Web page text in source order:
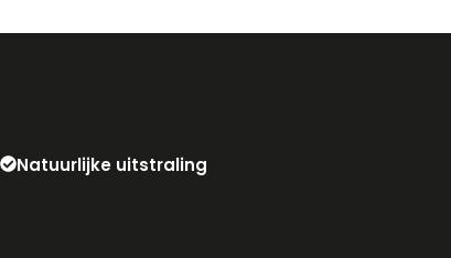
Natuurlijke uitstraling